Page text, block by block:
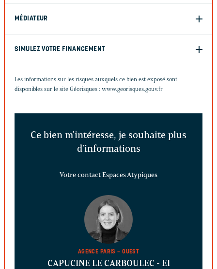
MÉDIATEUR
SIMULEZ VOTRE FINANCEMENT
Les informations sur les risques auxquels ce bien est exposé sont
disponibles sur le site Géorisques : www.georisques.gouv.fr
Ce bien m'intéresse, je souhaite plus
d'informations
Votre contact Espaces Atypiques
AGENCE PARIS – OUEST
CAPUCINE LE CARBOULEC - EI